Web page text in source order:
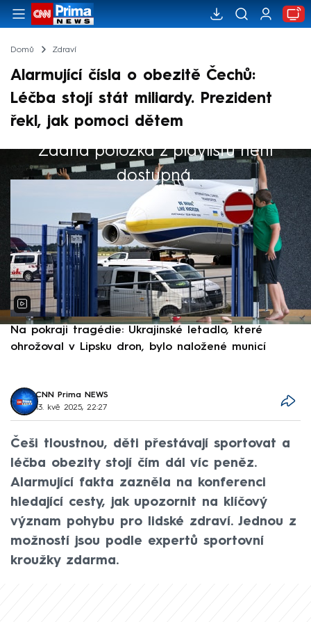
Domů Zdraví
Alarmující čísla o obezitě Čechů:
Léčba stojí stát miliardy. Prezident
řekl, jak pomoci dětem
Žádná položka z playlistu není
dostupná.
Výběr redakce
Na pokraji tragédie: Ukrajinské letadlo, které
ohrožoval v Lipsku dron, bylo naložené municí
CNN Prima NEWS
13. kvě 2025, 22:27
Češi tloustnou, děti přestávají sportovat a
léčba obezity stojí čím dál víc peněz.
Alarmující fakta zazněla na konferenci
hledající cesty, jak upozornit na klíčový
význam pohybu pro lidské zdraví. Jednou z
možností jsou podle expertů sportovní
kroužky zdarma.